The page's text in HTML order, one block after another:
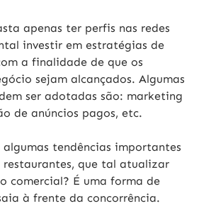
apenas ter perfis nas redes
investir em estratégias de
a finalidade de que os
sejam alcançados. Algumas
ser adotadas são: marketing
de anúncios pagos, etc.
algumas tendências importantes
restaurantes, que tal atualizar
comercial? É uma forma de
à frente da concorrência.